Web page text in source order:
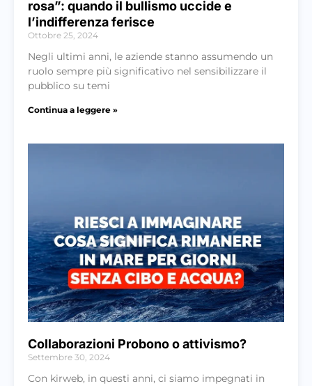
rosa”: quando il bullismo uccide e
l’indifferenza ferisce
Ottobre 25, 2024
Negli ultimi anni, le aziende stanno assumendo un
ruolo sempre più significativo nel sensibilizzare il
pubblico su temi
Continua a leggere »
Collaborazioni Probono o attivismo?
Settembre 30, 2024
Con kirweb, in questi anni, ci siamo impegnati in